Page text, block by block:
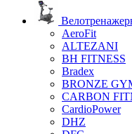
AeroFit
ALTEZANI
BH FITNESS
Bradex
BRONZE
CARBON
CardioPower
DHZ